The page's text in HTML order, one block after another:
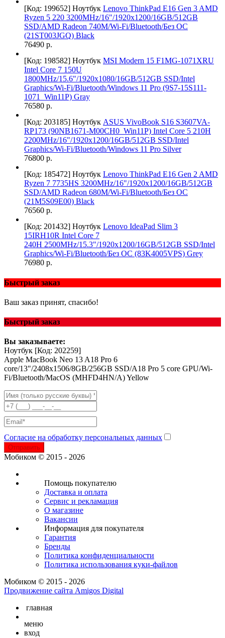
[Код: 199652] Ноутбук Lenovo ThinkPad E16 Gen 3 AMD
Ryzen 5 220 3200MHz/16"/1920x1200/16GB/512GB
SSD/AMD Radeon 740M/Wi-Fi/Bluetooth/Без ОС
(21ST003JGQ) Black
76490 р.
[Код: 198582] Ноутбук MSI Modern 15 F1MG-1071XRU
Intel Core 7 150U
1800MHz/15.6"/1920x1080/16GB/512GB SSD/Intel
Graphics/Wi-Fi/Bluetooth/Windows 11 Pro (9S7-15S111-
1071_Win11P) Gray
76580 р.
[Код: 203185] Ноутбук ASUS VivoBook S16 S3607VA-
RP173 (90NB1671-M00CH0_Win11P) Intel Core 5 210H
2200MHz/16"/1920x1200/16GB/512GB SSD/Intel
Graphics/Wi-Fi/Bluetooth/Windows 11 Pro Silver
76800 р.
[Код: 185472] Ноутбук Lenovo ThinkPad E16 Gen 2 AMD
Ryzen 7 7735HS 3200MHz/16"/1920x1200/16GB/512GB
SSD/AMD Radeon 680M/Wi-Fi/Bluetooth/Без ОС
(21M5S09E00) Black
76560 р.
[Код: 201432] Ноутбук Lenovo IdeaPad Slim 3
15IRH10R Intel Core 7
240H 2500MHz/15.3"/1920x1200/16GB/512GB SSD/Intel
Graphics/Wi-Fi/Bluetooth/Без ОС (83K4005VPS) Grey
76980 р.
Быстрый заказ
Ваш заказ принят, спасибо!
Быстрый заказ
Вы заказываете:
Ноутбук [Код: 202259]
Apple MacBook Neo 13 A18 Pro 6
core/13"/2408x1506/8GB/256GB SSD/A18 Pro 5 core GPU/Wi-
Fi/Bluetooth/MacOS (MHFD4HN/A) Yellow
Согласие на обработку персональных данных
Отправить
Мобиком © 2015 - 2026
Помощь покупателю
Доставка и оплата
Сервис и рекламация
О магазине
Вакансии
Информация для покупателя
Гарантия
Бренды
Политика конфиденциальности
Политика использования куки-файлов
Мобиком © 2015 - 2026
Продвижение сайта Amigos Digital
главная
меню
вход